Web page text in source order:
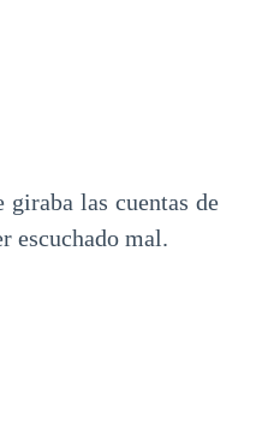
las cuentas de
escuchado mal.